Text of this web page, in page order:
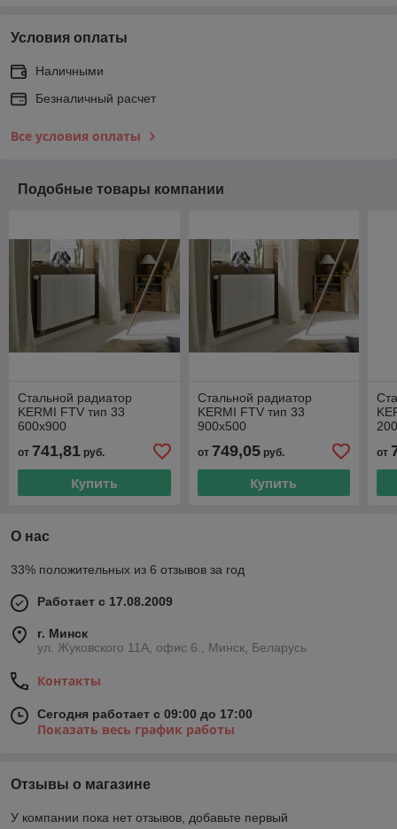
Условия оплаты
Наличными
Безналичный расчет
Все условия оплаты
Подобные товары компании
Стальной радиатор
KERMI FTV тип 33
600х900
от 741,81 руб.
Купить
Стальной радиатор
KERMI FTV тип 33
900х500
от 749,05руб.
Купить
от
О нас
33% положительных из 6 отзывов за год
Работает с 17.08.2009
г. Минск
ул. Жуковского 11А, офис 6., Минск, Беларусь
Контакты
Сегодня работает с 09:00 до 17:00
Показать весь график работы
Отзывы о магазине
У компании пока нет отзывов, добавьте первый